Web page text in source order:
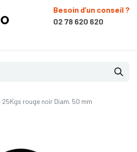
Besoin d’un conseil ?
02 78 620 620
rouge noir Diam. 50 mm